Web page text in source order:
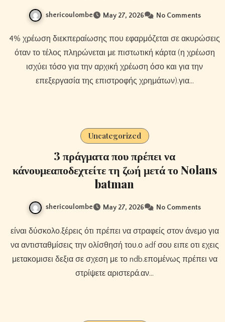
shericoulombe May 27, 2026 No Comments
4% χρέωση διεκπεραίωσης που εφαρμόζεται σε ακυρώσεις
όταν το τέλος πληρώνεται με πιστωτική κάρτα (η χρέωση
ισχύει τόσο για την αρχική χρέωση όσο και για την
επεξεργασία της επιστροφής χρημάτων).για…
Uncategorized
3 πράγματα που πρέπει να
κάνουμεαποδεχτείτε τη ζωή μετά το Nolans
batman
shericoulombe May 27, 2026 No Comments
είναι δύσκολο.ξέρεις ότι πρέπει να στραφείς στον άνεμο για
να αντισταθμίσεις την ολίσθησή του.ο adf σου ειπε οτι εχεις
μετακομισει δεξια σε σχεση με το ndb.επομένως πρέπει να
στρίψετε αριστερά.αν…